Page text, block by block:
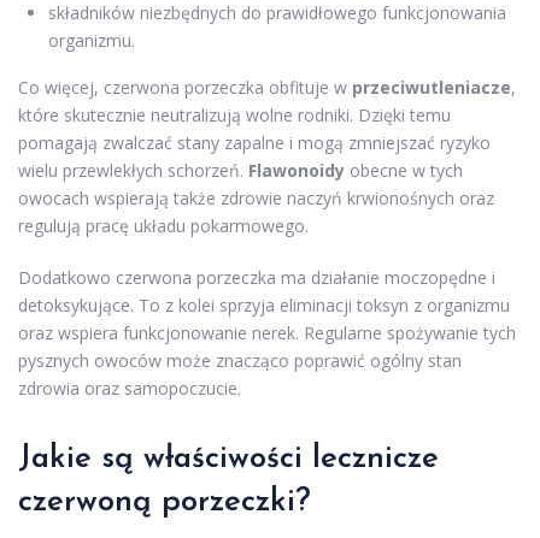
składników niezbędnych do prawidłowego funkcjonowania
organizmu.
Co więcej, czerwona porzeczka obfituje w przeciwutleniacze,
które skutecznie neutralizują wolne rodniki. Dzięki temu
pomagają zwalczać stany zapalne i mogą zmniejszać ryzyko
wielu przewlekłych schorzeń. Flawonoidy obecne w tych
owocach wspierają także zdrowie naczyń krwionośnych oraz
regulują pracę układu pokarmowego.
Dodatkowo czerwona porzeczka ma działanie moczopędne i
detoksykujące. To z kolei sprzyja eliminacji toksyn z organizmu
oraz wspiera funkcjonowanie nerek. Regularne spożywanie tych
pysznych owoców może znacząco poprawić ogólny stan
zdrowia oraz samopoczucie.
Jakie są właściwości lecznicze
czerwoną porzeczki?